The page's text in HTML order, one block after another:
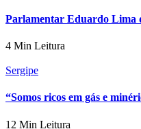
Parlamentar Eduardo Lima
4 Min Leitura
Sergipe
“Somos ricos em gás e
12 Min Leitura